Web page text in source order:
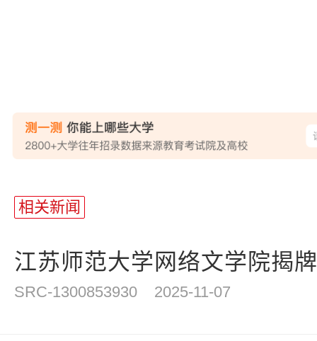
相关新闻
江苏师范大学网络文学院揭
SRC-1300853930 2025-11-07